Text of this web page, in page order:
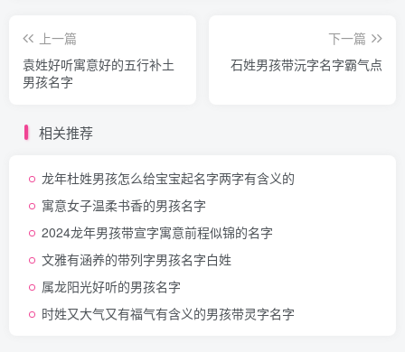
上一篇
袁姓好听寓意好的五行补土
男孩名字
下一篇
石姓男孩带沅字名字霸气点
相关推荐
龙年杜姓男孩怎么给宝宝起名字两字有含义的
寓意女子温柔书香的男孩名字
2024龙年男孩带宣字寓意前程似锦的名字
文雅有涵养的带列字男孩名字白姓
属龙阳光好听的男孩名字
时姓又大气又有福气有含义的男孩带灵字名字